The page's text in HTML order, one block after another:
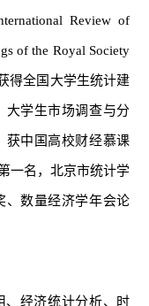
Review of
of the Royal Society
得全国大学生统计建
大学生市场调查与分
获中国高校财经慕课
一名，北京市统计学
、数量经济学年会论
、经济统计分析、时